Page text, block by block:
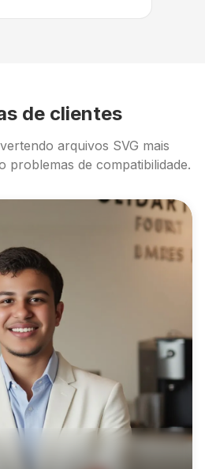
de clientes
arquivos SVG mais
problemas de compatibilidade.